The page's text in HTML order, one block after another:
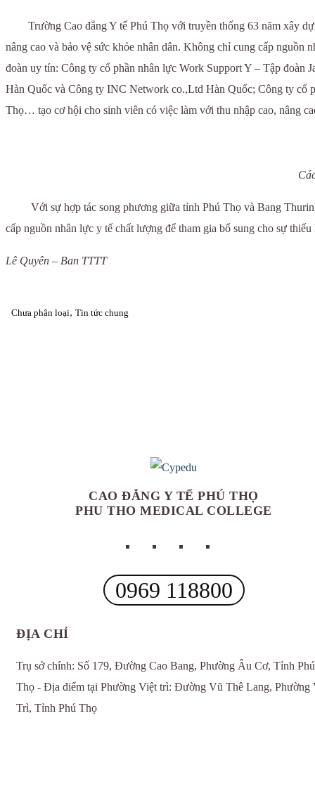
Trường Cao đẳng Y tế Phú Thọ với truyền thống 63 năm xây
nâng cao và bảo vệ sức khỏe nhân dân. Không chỉ cung cấp
đoàn uy tín: Công ty cổ phần nhân lực Work Support Y – Tập
Hàn Quốc và Công ty INC Network co.,Ltd Hàn Quốc; Công ty cổ
Thọ… tạo cơ hội cho sinh viên có việc làm với thu nhập cao, nâng
Với sự hợp tác song phương giữa tỉnh Phú Thọ và Bang
cấp nguồn nhân lực y tế chất lượng để tham gia bổ sung cho sự
Lê Quyên – Ban TTTT
Chưa phân loại, Tin tức chung
CAO ĐẲNG Y TẾ PHÚ THỌ
PHU THO MEDICAL COLLEGE
0969 118800
ĐỊA CHỈ
Trụ sở chính: Số 179, Đường Cao Bang, Phường Âu Cơ, Tỉnh Phú
Thọ - Địa điểm tại Phường Việt trì: Đường Vũ Thê Lang, Phường
Trì, Tỉnh Phú Thọ